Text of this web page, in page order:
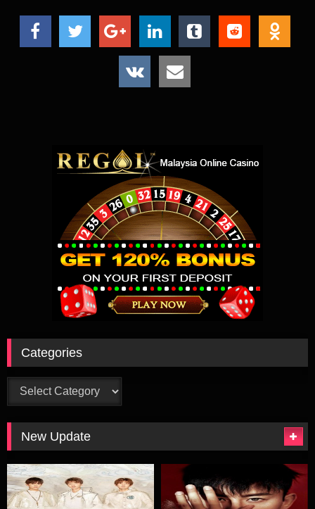
Categories
Categories
New Update